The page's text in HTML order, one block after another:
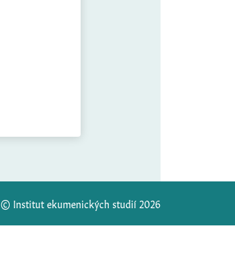
© Institut ekumenických studií 2026